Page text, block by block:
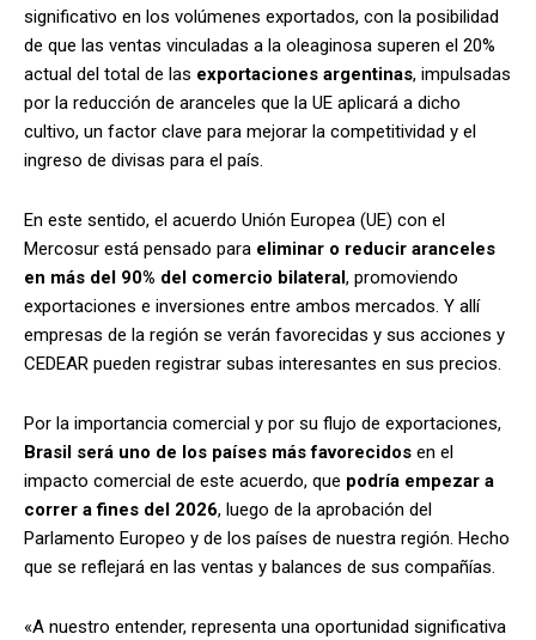
significativo en los volúmenes exportados, con la posibilidad
de que las ventas vinculadas a la oleaginosa superen el 20%
actual del total de las exportaciones argentinas, impulsadas
por la reducción de aranceles que la UE aplicará a dicho
cultivo, un factor clave para mejorar la competitividad y el
ingreso de divisas para el país.
En este sentido, el acuerdo Unión Europea (UE) con el
Mercosur está pensado para eliminar o reducir aranceles
en más del 90% del comercio bilateral, promoviendo
exportaciones e inversiones entre ambos mercados. Y allí
empresas de la región se verán favorecidas y sus acciones y
CEDEAR pueden registrar subas interesantes en sus precios.
Por la importancia comercial y por su flujo de exportaciones,
Brasil será uno de los países más favorecidos en el
impacto comercial de este acuerdo, que podría empezar a
correr a fines del 2026, luego de la aprobación del
Parlamento Europeo y de los países de nuestra región. Hecho
que se reflejará en las ventas y balances de sus compañías.
«A nuestro entender, representa una oportunidad significativa